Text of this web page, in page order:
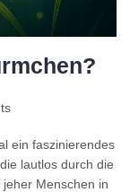
ein faszinierendes
lautlos durch die
Menschen in